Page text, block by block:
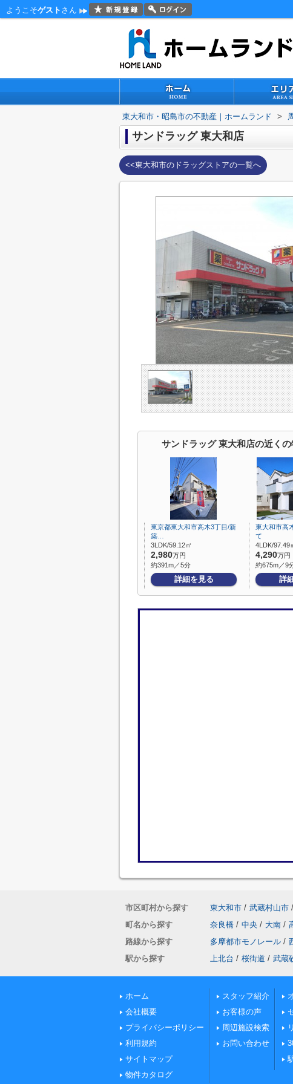
ようこそゲスト さん
東大和市・昭島市の不動産｜ホームランド >
サンドラッグ 東大和店
<<東大和市のドラッグストアの一覧へ
サンドラッグ 東大和店の近くの
東京都東大和市高木3丁目/新
築…
3LDK/59.12㎡
2,980万円
約391m／5分
詳細を見る
東大和市高
て
4LDK/97.49
4,290万円
約675m／9
詳
市区町村から探す 東大和市 / 武蔵村山市 /
町名から探す
奈良橋 / 中央 / 大南 /
路線から探す
多摩都市モノレール /
駅から探す
上北台 / 桜街道 / 武蔵
ホーム
会社概要
プライバシーポリシー
利用規約
サイトマップ
物件カタログ
スタッフ紹介
お客様の声
周辺施設検索
お問い合わせ